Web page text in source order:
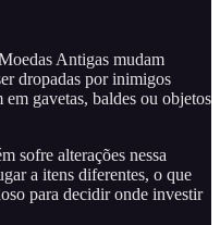
Antigas mudam
dropadas por inimigos
gavetas, baldes ou objetos
sofre alterações nessa
a itens diferentes, o que
para decidir onde investir